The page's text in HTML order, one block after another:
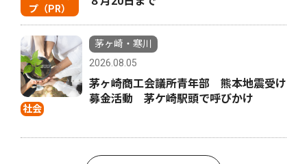
プ（PR）
社会
茅ヶ崎・寒川
2026.08.05
茅ヶ崎商工会議所青年部 熊本地震受け
募金活動 茅ケ崎駅頭で呼びかけ